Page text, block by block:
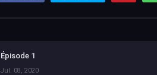
Épisode 1
Jul. 08, 2020